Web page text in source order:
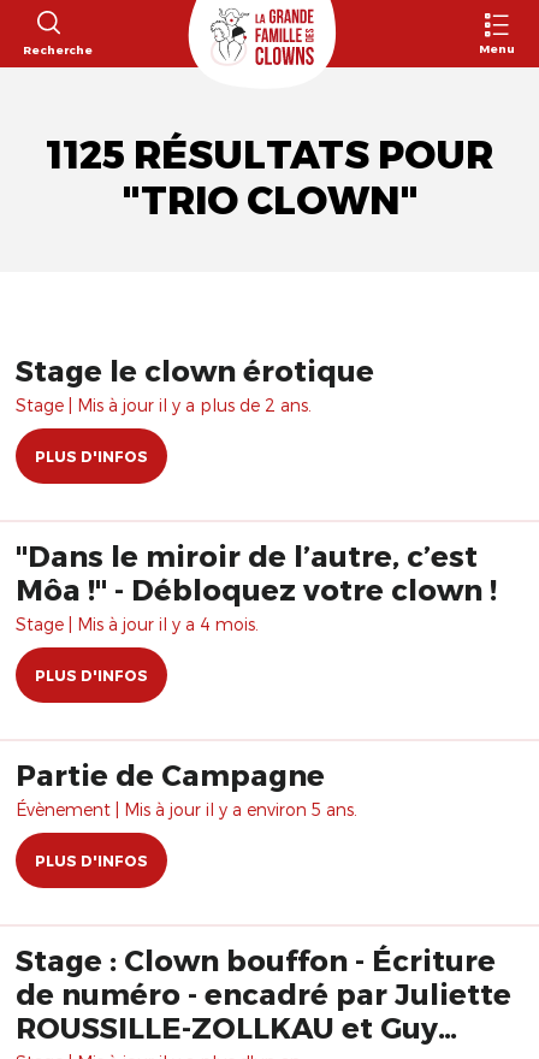
Recherche Menu
1125 RÉSULTATS POUR
"TRIO CLOWN"
Stage le clown érotique
Stage | Mis à jour il y a plus de 2 ans.
PLUS D'INFOS
"Dans le miroir de l’autre, c’est
Môa !" - Débloquez votre clown !
Stage | Mis à jour il y a 4 mois.
PLUS D'INFOS
Partie de Campagne
Évènement | Mis à jour il y a environ 5 ans.
PLUS D'INFOS
Stage : Clown bouffon - Écriture
de numéro - encadré par Juliette
ROUSSILLE-ZOLLKAU et Guy